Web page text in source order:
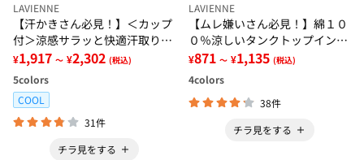
LAVIENNE
【汗かきさん必見！】＜カップ
付＞涼感サラッと快適汗取りタ
ンクトップインナー＜さらりラ
ボ＞
¥1,917 ～ ¥2,302 (税込)
5colors
COOL
31件
チラ見をする
LAVIENNE
【ムレ嫌いさん必見！】綿１０
０％涼しいタンクトップインナ
ー＜さらりラボ＞
¥871 ～ ¥1,135 (税込)
4colors
38件
チラ見をする